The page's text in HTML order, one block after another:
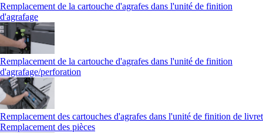
Remplacement de la cartouche d'agrafes dans l'unité de finition
d'agrafage
Remplacement de la cartouche d'agrafes dans l'unité de finition
d'agrafage/perforation
Remplacement des cartouches d'agrafes dans l'unité de finition de livret
Remplacement des pièces